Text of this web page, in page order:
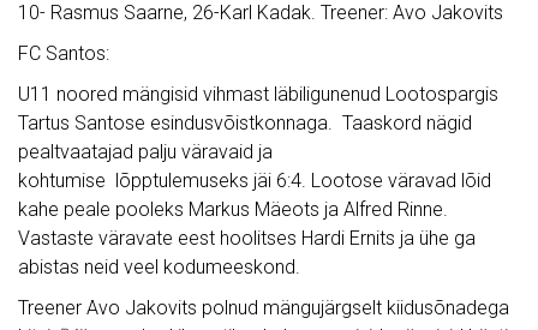
10- Rasmus Saarne, 26-Karl Kadak. Treener: Avo Jakovits
FC Santos:
U11 noored mängisid vihmast läbiligunenud Lootospargis
Tartus Santose esindusvõistkonnaga. Taaskord nägid
pealtvaatajad palju väravaid ja
kohtumise lõpptulemuseks jäi 6:4. Lootose väravad lõid
kahe peale pooleks Markus Mäeots ja Alfred Rinne.
Vastaste väravate eest hoolitses Hardi Ernits ja ühe ga
abistas neid veel kodumeeskond.
Treener Avo Jakovits polnud mängujärgselt kiidusõnadega